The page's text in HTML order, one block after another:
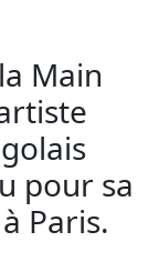
Main
pour sa
Paris.